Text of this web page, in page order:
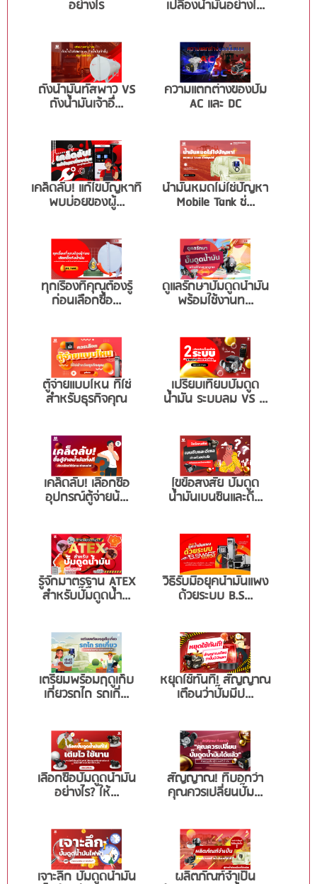
อย่างไร เปลืองน้ำมันอย่างไ...
ถังน้ำมันทัสพาว VS
ถังน้ำมันเจ้าอื่...
ความแตกต่างของปั๊ม
AC และ DC
เคล็ดลับ! แก้ไขปัญหาที่
พบบ่อยของผู้...
น้ำมันหมดไม่ใช่ปัญหา
Mobile Tank ช่...
ทุกเรื่องที่คุณต้องรู้
ก่อนเลือกซื้อ...
ดูแลรักษาปั๊มดูดน้ำมัน
พร้อมใช้งานท...
ตู้จ่ายแบบไหน ที่ใช่
สำหรับธุรกิจคุณ
เปรียบเทียบปั๊มดูด
น้ำมัน ระบบลม VS ...
เคล็ดลับ! เลือกซื้อ
อุปกรณ์ตู้จ่ายน้...
ไขข้อสงสัย ปั๊มดูด
น้ำมันเบนซินและดี...
รู้จักมาตรฐาน ATEX
สำหรับปั๊มดูดน้ำ...
วิธีรับมือยุคน้ำมันแพง
ด้วยระบบ B.S...
เตรียมพร้อมฤดูเก็บ
เกี่ยวรถไถ รถเกี่...
หยุดใช้ทันที! สัญญาณ
เตือนว่าปั๊มมีป...
เลือกซื้อปั๊มดูดน้ำมัน
อย่างไร? ให้...
สัญญาณ! ที่บอกว่า
คุณควรเปลี่ยนปั๊ม...
เจาะลึก ปั๊มดูดน้ำมัน ผลิตภัณฑ์จำเป็น